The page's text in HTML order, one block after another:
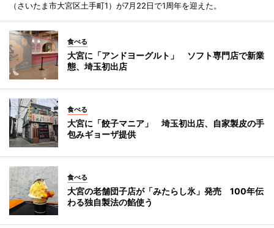
（さいたま市大宮区土手町1）が7月22日で1周年を迎えた。
食べる
大宮に「アンドヨーグルト」 ソフト専門店で新業
態、埼玉初出店
食べる
大宮に「餃子マニア」 埼玉初出店、自家製皮の手
包みギョーザ提供
食べる
大宮の老舗団子店が「みたらし氷」発売 100年伝
わる独自製法の餡使う